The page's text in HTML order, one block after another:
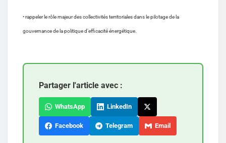
• rappeler le rôle majeur des collectivités territoriales dans le pilotage de la
gouvernance de la politique d’efficacité énergétique.
Partager l'article avec :
WhatsApp LinkedIn
Facebook Telegram Email